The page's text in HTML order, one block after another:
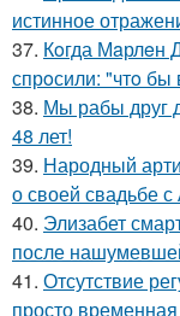
истинное
37. Кoгда Мaрлeн
спрoсили: "чтo бы
38. Мы рабы друг
48 лет!
39. Народный
о своей свадьбе
40. Элизабет
после
41. Отсутствие
просто